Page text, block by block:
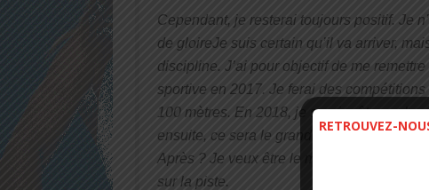
Cependant, je resterai toujours positif. Je
de gloireJe suis certain qu’il va arriver,
discipline. J’ai pour objectif de me
sportive en 2017. Je ferai des
100 mètres. En 2018, je serai prêt pour
ensuite, ce sera le grand événement,
Après ? Je veux être le meilleur entraîneur
sur la piste.
RETROUVEZ-